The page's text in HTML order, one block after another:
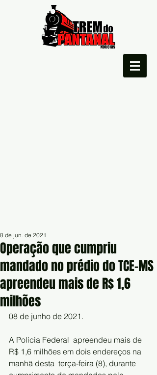
Operação que cumpriu
mandado no prédio do TCE-MS
apreendeu mais de R$ 1,6
milhões
8 de jun. de 2021
08 de junho de 2021.
A Polícia Federal  apreendeu mais de
R$ 1,6 milhões em dois endereços na
manhã desta  terça-feira (8), durante